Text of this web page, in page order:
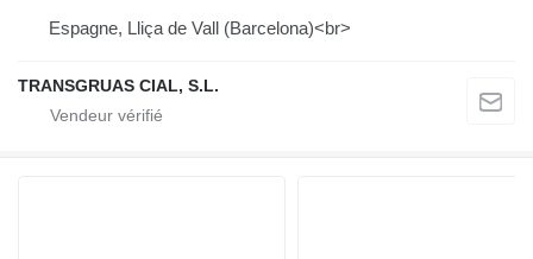
Espagne, Lliça de Vall (Barcelona)<br>
TRANSGRUAS CIAL, S.L.